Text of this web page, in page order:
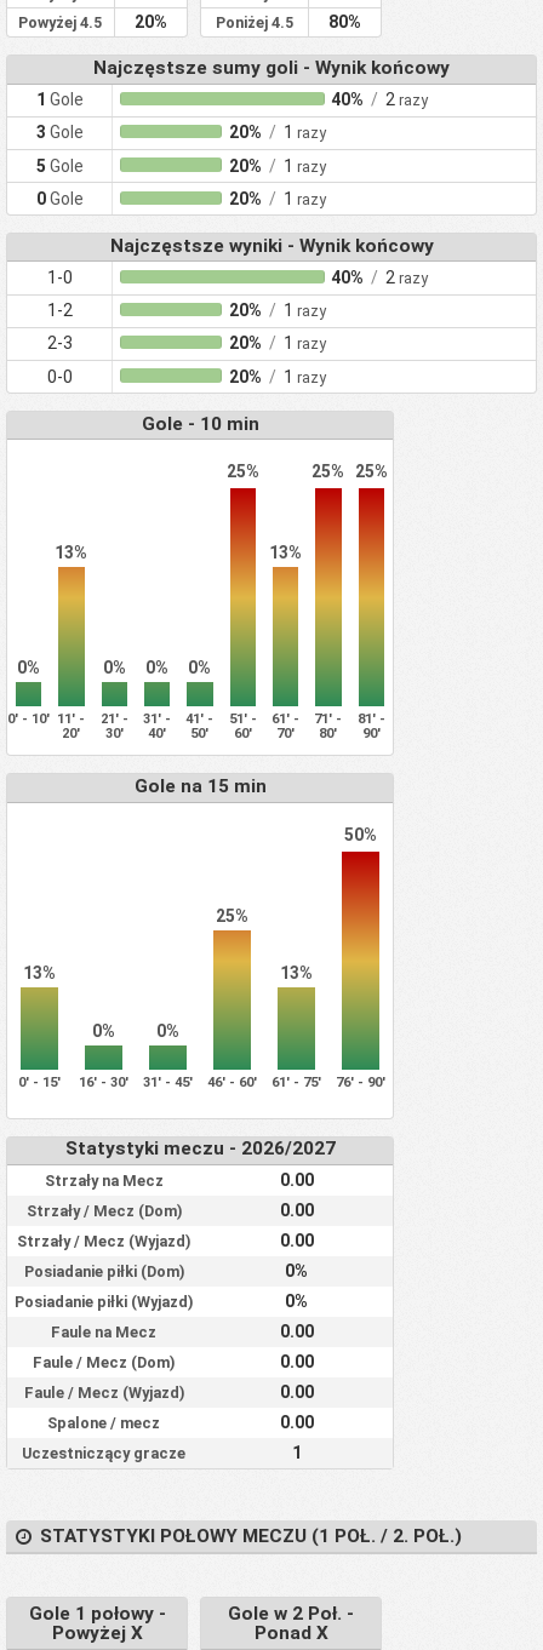
Powyżej 4.5 20% Poniżej 4.5 80%
Najczęstsze sumy goli - Wynik końcowy
1 Gole 40% / 2razy
3 Gole 20% / 1 razy
5 Gole 20% / 1 razy
0Gole 20% / 1 razy
Najczęstsze wyniki - Wynik końcowy
1-0 40% / 2razy
1-2 20% / 1 razy
2-3 20% / 1 razy
0-0 20% / 1 razy
Gole - 10 min
0%
13%
0% 0% 0%
25%
13%
25% 25%
0' - 10' 11' -
20'
21' -
30'
31' -
40'
41' -
50'
51' -
60'
61' -
70'
71' -
80'
81' -
90'
Gole na 15 min
13%
0% 0%
25%
13%
50%
0' - 15' 16' - 30' 31' - 45' 46' - 60' 61' - 75' 76' - 90'
Statystyki meczu - 2026/2027
Strzały na Mecz 0.00
Strzały / Mecz (Dom) 0.00
Strzały / Mecz (Wyjazd) 0.00
Posiadanie piłki (Dom) 0%
Posiadanie piłki (Wyjazd) 0%
Faule na Mecz 0.00
Faule / Mecz (Dom) 0.00
Faule / Mecz (Wyjazd) 0.00
Spalone / mecz 0.00
Uczestniczący gracze 1
STATYSTYKI POŁOWY MECZU (1 POŁ. / 2. POŁ.)
Gole 1 połowy -
Powyżej X
Gole w 2 Poł. -
Ponad X